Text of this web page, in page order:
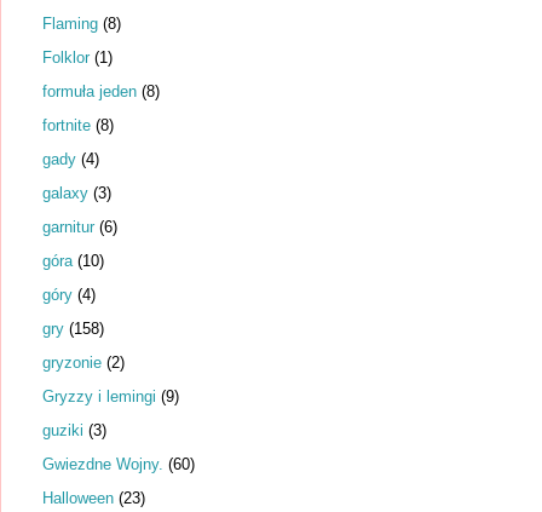
Flaming (8)
Folklor (1)
formuła jeden (8)
fortnite (8)
gady (4)
galaxy (3)
garnitur (6)
góra (10)
góry (4)
gry (158)
gryzonie (2)
Gryzzy i lemingi (9)
guziki (3)
Gwiezdne Wojny. (60)
Halloween (23)